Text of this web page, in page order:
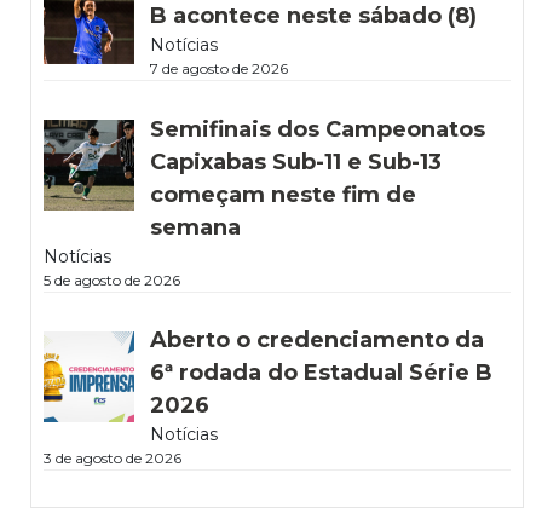
B acontece neste sábado (8)
Notícias
7 de agosto de 2026
Semifinais dos Campeonatos
Capixabas Sub-11 e Sub-13
começam neste fim de
semana
Notícias
5 de agosto de 2026
Aberto o credenciamento da
6ª rodada do Estadual Série B
2026
Notícias
3 de agosto de 2026